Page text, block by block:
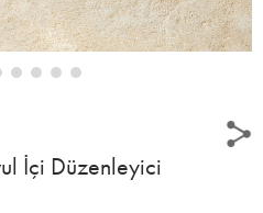
İçi Düzenleyici